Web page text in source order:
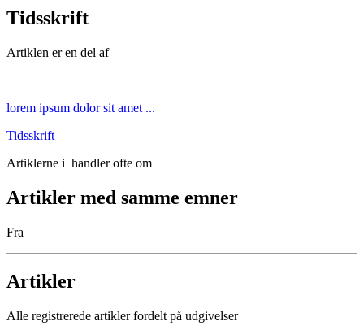
Tidsskrift
Artiklen er en del af
lorem ipsum dolor sit amet ...
Tidsskrift
Artiklerne i handler ofte om
Artikler med samme emner
Fra
Artikler
Alle registrerede artikler fordelt på udgivelser